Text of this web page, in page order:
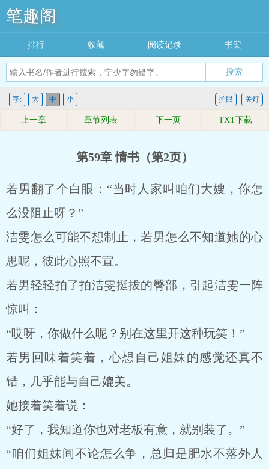
笔趣阁
搜索
排行 收藏 阅读记录 书架
字: 大 中 小 关灯
护眼
上一章 章节列表 下一页 TXT下载
第59章 情书（第2页）
若男翻了个白眼：“当时人家叫咱们大嫂，你怎
么没阻止呀？”
洁雯怎么可能不想制止，若男怎么不知道她的心
思呢，彼此心照不宣。
若男轻轻拍了拍洁雯挺拔的臀部，引起洁雯一阵
惊叫：
“哎呀，你做什么呢？别在这里开这种玩笑！”
若男回味着笑着，心想自己姐妹的感觉还真不
错，几乎能与自己媲美。
她接着笑着说：
“好了，我知道你也对老板有意，就别装了。”
“咱们姐妹间不论怎么争，总归是肥水不落外人